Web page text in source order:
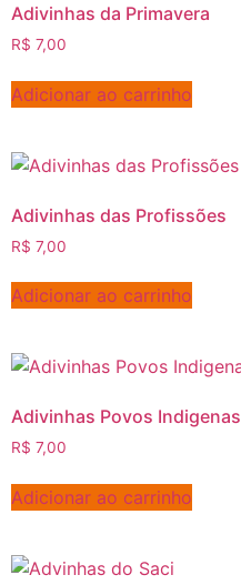
Adivinhas da Primavera
R$ 7,00
Adicionar ao carrinho
Adivinhas das Profissões
R$ 7,00
Adicionar ao carrinho
Adivinhas Povos Indigenas
R$ 7,00
Adicionar ao carrinho